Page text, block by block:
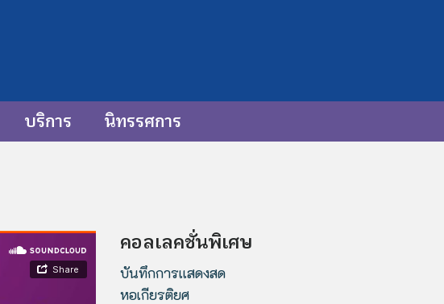
บริการ นิทรรศการ
คอลเลคชั่นพิเศษ
บันทึกการแสดงสด
หอเกียรติยศ